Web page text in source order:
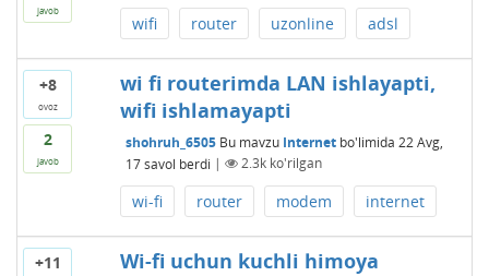
javob
wifi router uzonline adsl
+8
ovoz
2
javob
wi fi routerimda LAN ishlayapti,
wifi ishlamayapti
shohruh_6505 Bu mavzu Internetbo'limida 22 Avg,
17 savol berdi | 2.3kko'rilgan
wi-fi router modem internet
+11 Wi-fi uchun kuchli himoya